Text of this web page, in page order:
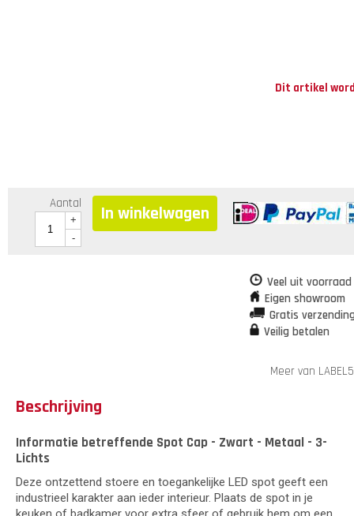
Dit artikel
Aantal
+
-
In winkelwagen
Veel uit
Eigen showroom
Gratis
Veilig betalen
Meer van
Beschrijving
Informatie betreffende Spot Cap - Zwart - Metaal - 3-
Lichts
Deze ontzettend stoere en toegankelijke LED spot geeft een
industrieel karakter aan ieder interieur. Plaats de spot in je